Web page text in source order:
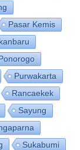
Pasar Kemis
Purwakarta
Rancaekek
Sayung
Sukabumi